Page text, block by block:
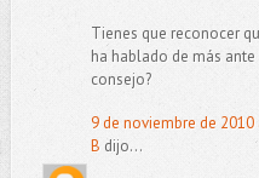
Tienes que reconocer
ha hablado de más ante
consejo?
9 de noviembre de 2010
B dijo...